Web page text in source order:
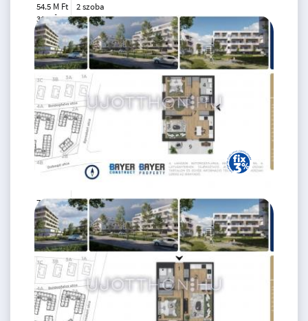
54.5 M Ft
36 m2
2 szoba
2.
emelet
73.9 M Ft
55 m2
3 szoba
3.
emelet